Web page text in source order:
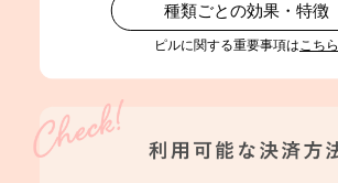
種類ごとの効果・特徴
ピルに関する重要事項はこちら